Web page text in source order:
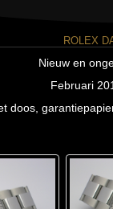
ROLEX
Nieuw en
Februari
doos,